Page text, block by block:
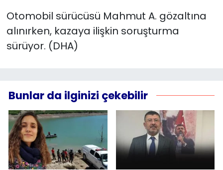
Otomobil sürücüsü Mahmut A. gözaltına
alınırken, kazaya ilişkin soruşturma
sürüyor. (DHA)
Bunlar da ilginizi çekebilir